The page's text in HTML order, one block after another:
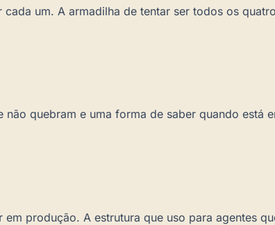
um. A armadilha de tentar ser todos os
quebram e uma forma de saber quando está
produção. A estrutura que uso para agentes